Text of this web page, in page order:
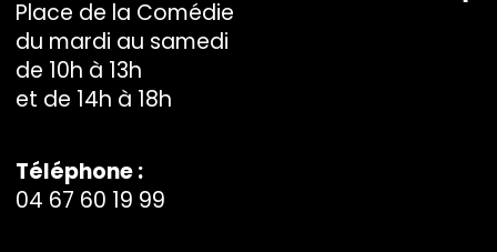
Place de la Comédie
du mardi au samedi
de 10h à 13h
et de 14h à 18h
Téléphone :
04 67 60 19 99